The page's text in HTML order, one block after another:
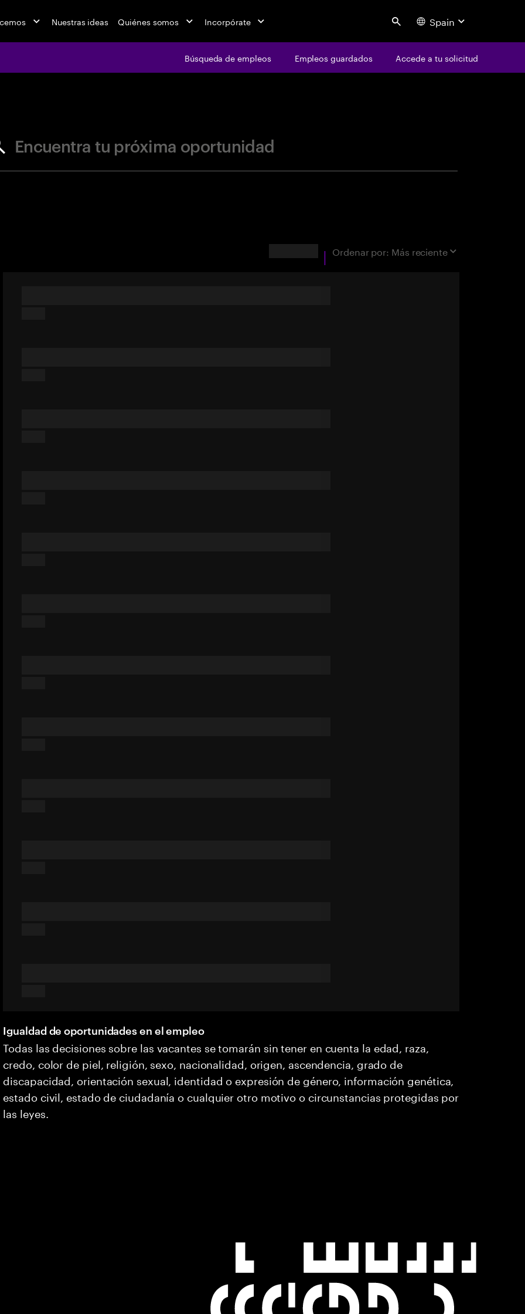
Nuestras ideas Quiénes somos Incorpórate Search Spain
Búsqueda de empleos Empleos guardados Accede a tu solicitud
Encuentra tu próxima oportunidad
Ordenar por: Más reciente
Igualdad de oportunidades en el empleo
Todas las decisiones sobre las vacantes se tomarán sin tener en cuenta la edad, raza,
credo, color de piel, religión, sexo, nacionalidad, origen, ascendencia, grado de
discapacidad, orientación sexual, identidad o expresión de género, información genética,
estado civil, estado de ciudadanía o cualquier otro motivo o circunstancias protegidas por
las leyes.